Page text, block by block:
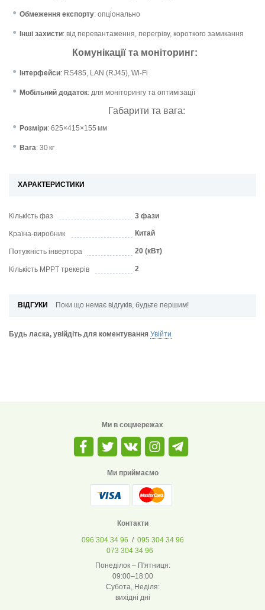
Обмеження експорту: опціонально
Інші захисти: від перевантаження, перегріву, короткого замикання
Комунікації та моніторинг:
Інтерфейси: RS485, LAN (RJ45), Wi-Fi
Мобільний додаток: для моніторингу та оптимізації
Габарити та вага:
Розміри: 625×415×155 мм
Вага: 30 кг
ХАРАКТЕРИСТИКИ
Кількість фаз 3 фази
Країна-виробник Китай
Потужність інвертора 20 (кВт)
Кількість MPPT трекерів 2
ВІДГУКИ Поки що немає відгуків, будьте першим!
Будь ласка, увійдіть для коментування Увійти
Ми в соцмережах
Ми приймаємо
Контакти
096 304 34 96 / 095 304 34 96
073 304 34 96
Понеділок – П'ятниця:
09:00–18:00
Субота, Неділя:
вихідні дні